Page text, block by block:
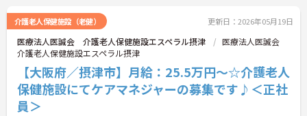
介護老人保健施設（老健） 更新日：2026年05月19日
医療法人医誠会 介護老人保健施設エスペラル摂津
医療法人医誠会
介護老人保健施設エスペラル摂津
【大阪府／摂津市】月給：25.5万円～☆介護老人
保健施設にてケアマネジャーの募集です♪＜正社
員＞